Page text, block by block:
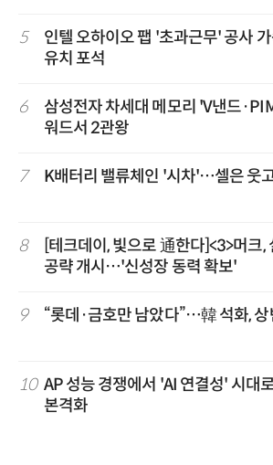
5
인텔 오하이오 팹 '초과근무' 공사
유치 포석
6
삼성전자 차세대 메모리 'V낸드
워드서 2관왕
7 K배터리 밸류체인 '시차'…셀은 웃
8
[테크데이, 빛으로 通한다]<3>머크,
공략 개시…'신성장 동력 확보'
9 “롯데·금호만 남았다”…韓 석화,
10 AP 성능 경쟁에서 'AI 연결성' 시대
본격화